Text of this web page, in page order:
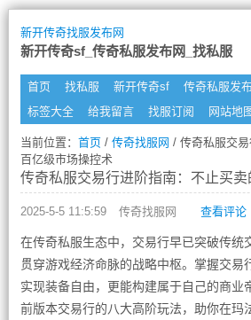
新开传奇找服发布网
新开传奇sf_传奇私服发布网_找私服
首页 找私服 新开传奇sf 传奇私服发
标签大全
给我留言 找服订阅 网站地
当前位置： 首页/ 传奇找服网 / 传奇私服交
百亿级市场操控术
传奇私服交易行进阶指南：不止买
2025-5-5 11:5:59 传奇找服网 查看评论
在传奇私服生态中，交易行早已突破传统
贯穿游戏经济命脉的战略中枢。掌握交易
实现装备自由，更能构建属于自己的商业
前版本交易行的八大高阶玩法，助你在玛